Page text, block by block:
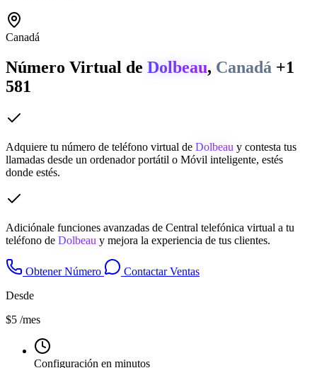
Canadá
Número Virtual de Dolbeau, Canadá +1
581
Adquiere tu número de teléfono virtual de Dolbeau y contesta tus
llamadas desde un ordenador portátil o Móvil inteligente, estés
donde estés.
Adiciónale funciones avanzadas de Central telefónica virtual a tu
teléfono de Dolbeau y mejora la experiencia de tus clientes.
Obtener Número
Contactar Ventas
Desde
$5 /mes
Configuración en minutos